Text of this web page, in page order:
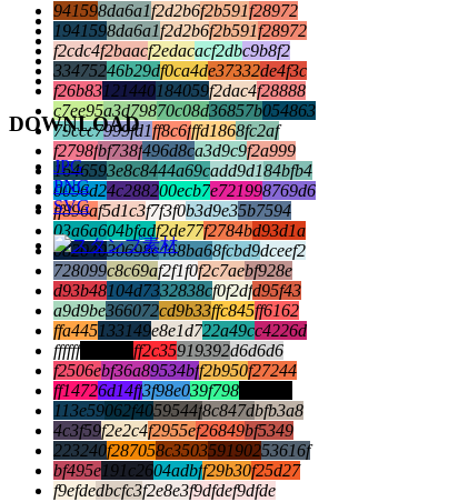
941598da6a1f2d2b6f2b591f28972
1941598da6a1f2d2b6f2b591f28972
f2cdc4f2baacf2edacacf2dbc9b8f2
33475246b29df0ca4de37332de4f3c
f26b83121440184059f2dac4f28888
c7ee95a3d79870c08d36857b054863
79ccc7999fd1ff8c6fffd1868fc2af
f2798fbf738f496d8ca3d9c9f2a999
1646593e8c8444a69cadd9d184bfb4
0096d24c288200ecb7e721998769d6
ff896af5d1c3f7f3f0b3d9e35b7594
03a6a604bfadf2de77f2784bd93d1a
08204030698c468ba68fcbd9dceef2
728099c8c69af2f1f0f2c7aebf928e
d93b48104d7332838cf0f2dfd95f43
a9d9be366072cd9b33ffc845ff6162
ffa445133149e8e1d722a49cc4226d
ffffff
ff2c35919392d6d6d6
f2506ebf36a89534bff2b950f27244
ff14726d14ff3f98e039f798
113e59062f4059544f8c847dbfb3a8
4c3f59f2e2c4f2955ef26849bf5349
223240f287058c350359190253616f
bf495e191c2604adbff29b30f25d27
f9efdedbcfc3f2e8e3f9dfdef9dfde
DOWNLOAD
JPG
PNG
SVG